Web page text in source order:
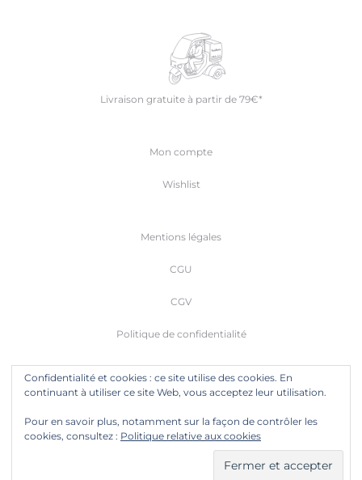
Livraison gratuite à partir de 79€*
Mon compte
Wishlist
Mentions légales
CGU
CGV
Politique de confidentialité
© Copyright 2026 bako. Tous droits réservés. bako® et bako™ sont des marques et marques déposées.
Confidentialité et cookies : ce site utilise des cookies. En
continuant à utiliser ce site Web, vous acceptez leur utilisation.
Pour en savoir plus, notamment sur la façon de contrôler les
cookies, consultez : Politique relative aux cookies